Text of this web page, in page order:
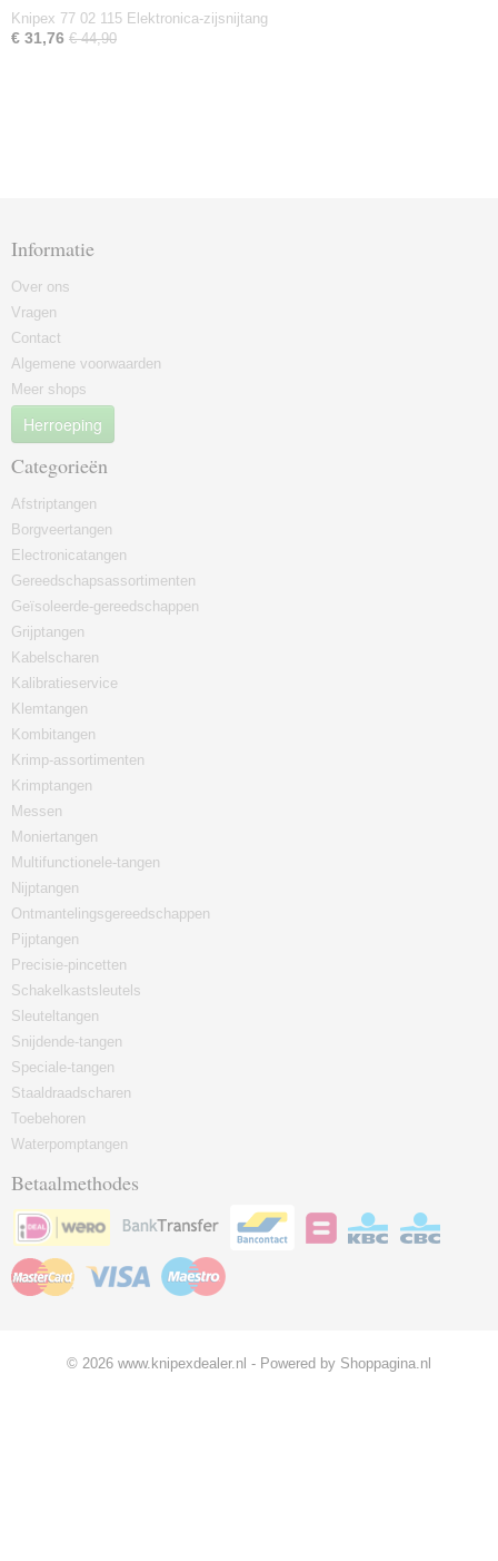
Knipex 77 02 115 Elektronica-zijsnijtang
€ 31,76 € 44,90
Informatie
Over ons
Vragen
Contact
Algemene voorwaarden
Meer shops
Herroeping
Categorieën
Afstriptangen
Borgveertangen
Electronicatangen
Gereedschapsassortimenten
Geïsoleerde-gereedschappen
Grijptangen
Kabelscharen
Kalibratieservice
Klemtangen
Kombitangen
Krimp-assortimenten
Krimptangen
Messen
Moniertangen
Multifunctionele-tangen
Nijptangen
Ontmantelingsgereedschappen
Pijptangen
Precisie-pincetten
Schakelkastsleutels
Sleuteltangen
Snijdende-tangen
Speciale-tangen
Staaldraadscharen
Toebehoren
Waterpomptangen
Betaalmethodes
© 2026 www.knipexdealer.nl - Powered by Shoppagina.nl